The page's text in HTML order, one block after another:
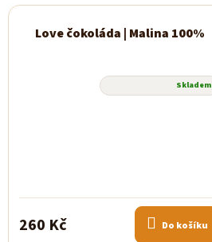
Love čokoláda | Malina 100%
Skladem
260 Kč Do košíku